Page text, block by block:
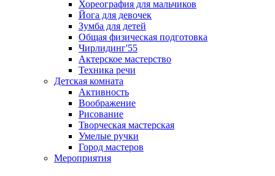
Хореография для мальчиков
Йога для девочек
Зумба для детей
Общая физическая подготовка
Чирлидинг'55
Актерское мастерство
Техника речи
Детская комната
Активность
Воображение
Рисование
Творческая мастерская
Умелые ручки
Город мастеров
Мероприятия